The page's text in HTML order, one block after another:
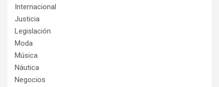
Internacional
Justicia
Legislación
Moda
Música
Náutica
Negocios